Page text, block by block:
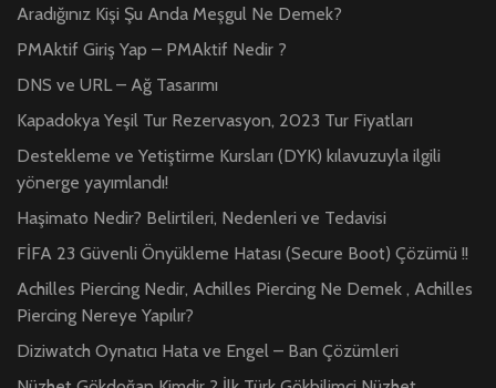
Aradığınız Kişi Şu Anda Meşgul Ne Demek?
PMAktif Giriş Yap – PMAktif Nedir ?
DNS ve URL – Ağ Tasarımı
Kapadokya Yeşil Tur Rezervasyon, 2023 Tur Fiyatları
Destekleme ve Yetiştirme Kursları (DYK) kılavuzuyla ilgili
yönerge yayımlandı!
Haşimato Nedir? Belirtileri, Nedenleri ve Tedavisi
FİFA 23 Güvenli Önyükleme Hatası (Secure Boot) Çözümü !!
Achilles Piercing Nedir, Achilles Piercing Ne Demek , Achilles
Piercing Nereye Yapılır?
Diziwatch Oynatıcı Hata ve Engel – Ban Çözümleri